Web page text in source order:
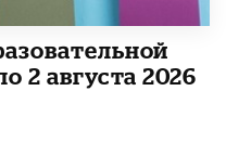
2 августа 2026